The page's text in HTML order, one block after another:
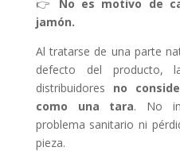
👉
No es motivo de
jamón.
Al tratarse de una parte
defecto del producto,
distribuidores no
como una tara. No
problema sanitario ni
pieza.